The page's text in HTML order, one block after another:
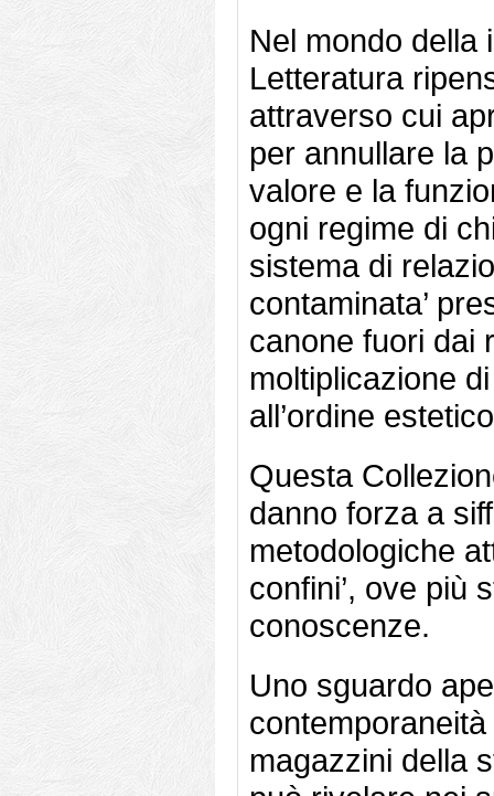
Nel mondo della
Letteratura
attraverso cui
per annullare la
valore e la
ogni regime di
sistema di
contaminata’
canone fuori dai
moltiplicazione di
all’ordine
Questa
danno forza a
metodologiche
confini’, ove più
conoscenze.
Uno sguardo
magazzini della